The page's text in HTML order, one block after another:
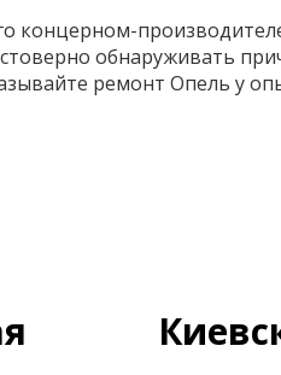
концерном-
обнаруживать
ремонт Опель у